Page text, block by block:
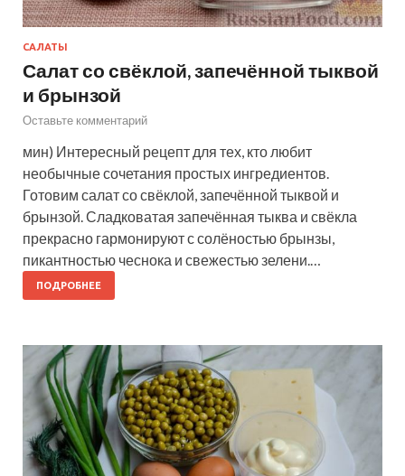
САЛАТЫ
Салат со свёклой, запечённой тыквой
и брынзой
Оставьте комментарий
мин) Интересный рецепт для тех, кто любит
необычные сочетания простых ингредиентов.
Готовим салат со свёклой, запечённой тыквой и
брынзой. Сладковатая запечённая тыква и свёкла
прекрасно гармонируют с солёностью брынзы,
пикантностью чеснока и свежестью зелени.…
ПОДРОБНЕЕ